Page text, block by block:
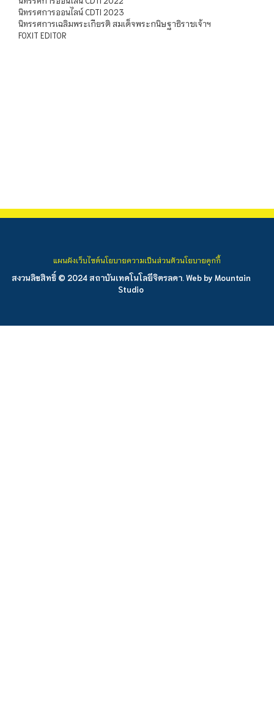
นิทรรศการออนไลน์ CDTI 2023
นิทรรศการเฉลิมพระเกียรติ สมเด็จพระกนิษฐาธิราชเจ้าฯ
FOXIT EDITOR
สงวนลิขสิทธิ์ © 2024 สถาบันเทคโนโลยีจิตรลดา. Web by Mountain
Studio
แผนผังเว็บไซต์นโยบายความเป็นส่วนตัวนโยบายคุกกี้